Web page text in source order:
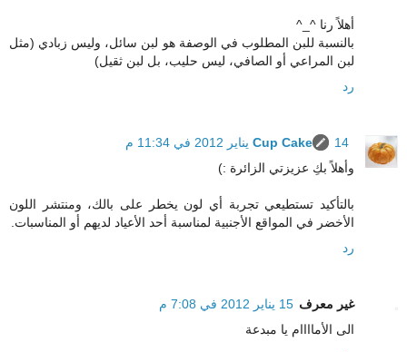
أهلاً رنا ^_^
بالنسبة للبن المطلوب في الوصفة هو لبن سائل، وليس زبادي (مثل
لبن المراعي أو الصافي، ليس حليب، بل لبن ثقيل)
رد
Cup Cake
14 يناير 2012 في 11:34 م
وأهلاً بكِ عزيزتي الزائرة :)
بالتأكيد تستطيعي تجربة أي لون يخطر على بالك، ومنتشر اللون
الأخضر في المواقع الأجنبية لمناسبة أحد الأعياد لديهم أو المناسبات.
رد
غير معرف 15 يناير 2012 في 7:08 م
الى الأماااام يا مبدعة